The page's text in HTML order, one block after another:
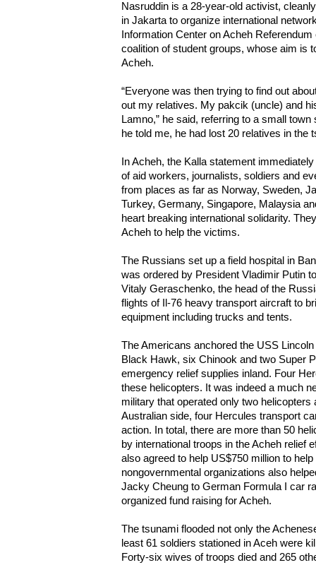
Nasruddin is a 28-year-old activist,
in Jakarta to organize international
Information Center on Acheh
coalition of student groups, whose aim is
Acheh.
“Everyone was then trying to find out
out my relatives. My pakcik (uncle) and
Lamno,” he said, referring to a small
he told me, he had lost 20 relatives in the
In Acheh, the Kalla statement
of aid workers, journalists, soldiers and
from places as far as Norway, Sweden,
Turkey, Germany, Singapore, Malaysia
heart breaking international solidarity.
Acheh to help the victims.
The Russians set up a field hospital in
was ordered by President Vladimir Putin
Vitaly Geraschenko, the head of the
flights of Il-76 heavy transport aircraft to
equipment including trucks and tents.
The Americans anchored the USS
Black Hawk, six Chinook and two Super
emergency relief supplies inland. Four
these helicopters. It was indeed a much
military that operated only two
Australian side, four Hercules transport
action. In total, there are more than 50
by international troops in the Acheh relief
also agreed to help US$750 million to
nongovernmental organizations also
Jacky Cheung to German Formula I car
organized fund raising for Acheh.
The tsunami flooded not only the
least 61 soldiers stationed in Aceh were
Forty-six wives of troops died and 265